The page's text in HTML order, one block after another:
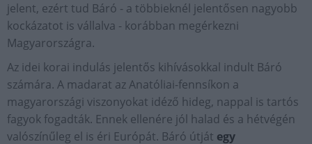
jelent, ezért tud Báró - a többieknél jelentősen nagyobb
kockázatot is vállalva - korábban megérkezni
Magyarországra.
Az idei korai indulás jelentős kihívásokkal indult Báró
számára. A madarat az Anatóliai-fennsíkon a
magyarországi viszonyokat idéző hideg, nappal is tartós
fagyok fogadták. Ennek ellenére jól halad és a hétvégén
valószínűleg el is éri Európát. Báró útját egy